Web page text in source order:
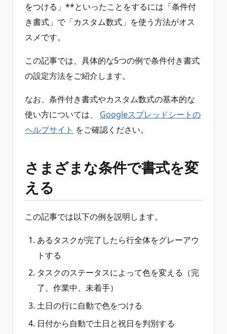
をつける」**といったことをするには「条件付
き書式」で「カスタム数式」を使う方法がオス
スメです。
この記事では、具体的な5つの例で条件付き書式
の設定方法をご紹介します。
なお、条件付き書式やカスタム数式の基本的な
使い方については、 Googleスプレッドシートの
ヘルプサイト をご確認ください。
さまざまな条件で書式を変
える
この記事では以下の例を説明します。
あるタスクが完了したら行全体をグレーアウ
トする
タスクのステータスによって色を変える（完
了、作業中、未着手）
土日の行に自動で色をつける
日付から自動で土日と祝日を判別する